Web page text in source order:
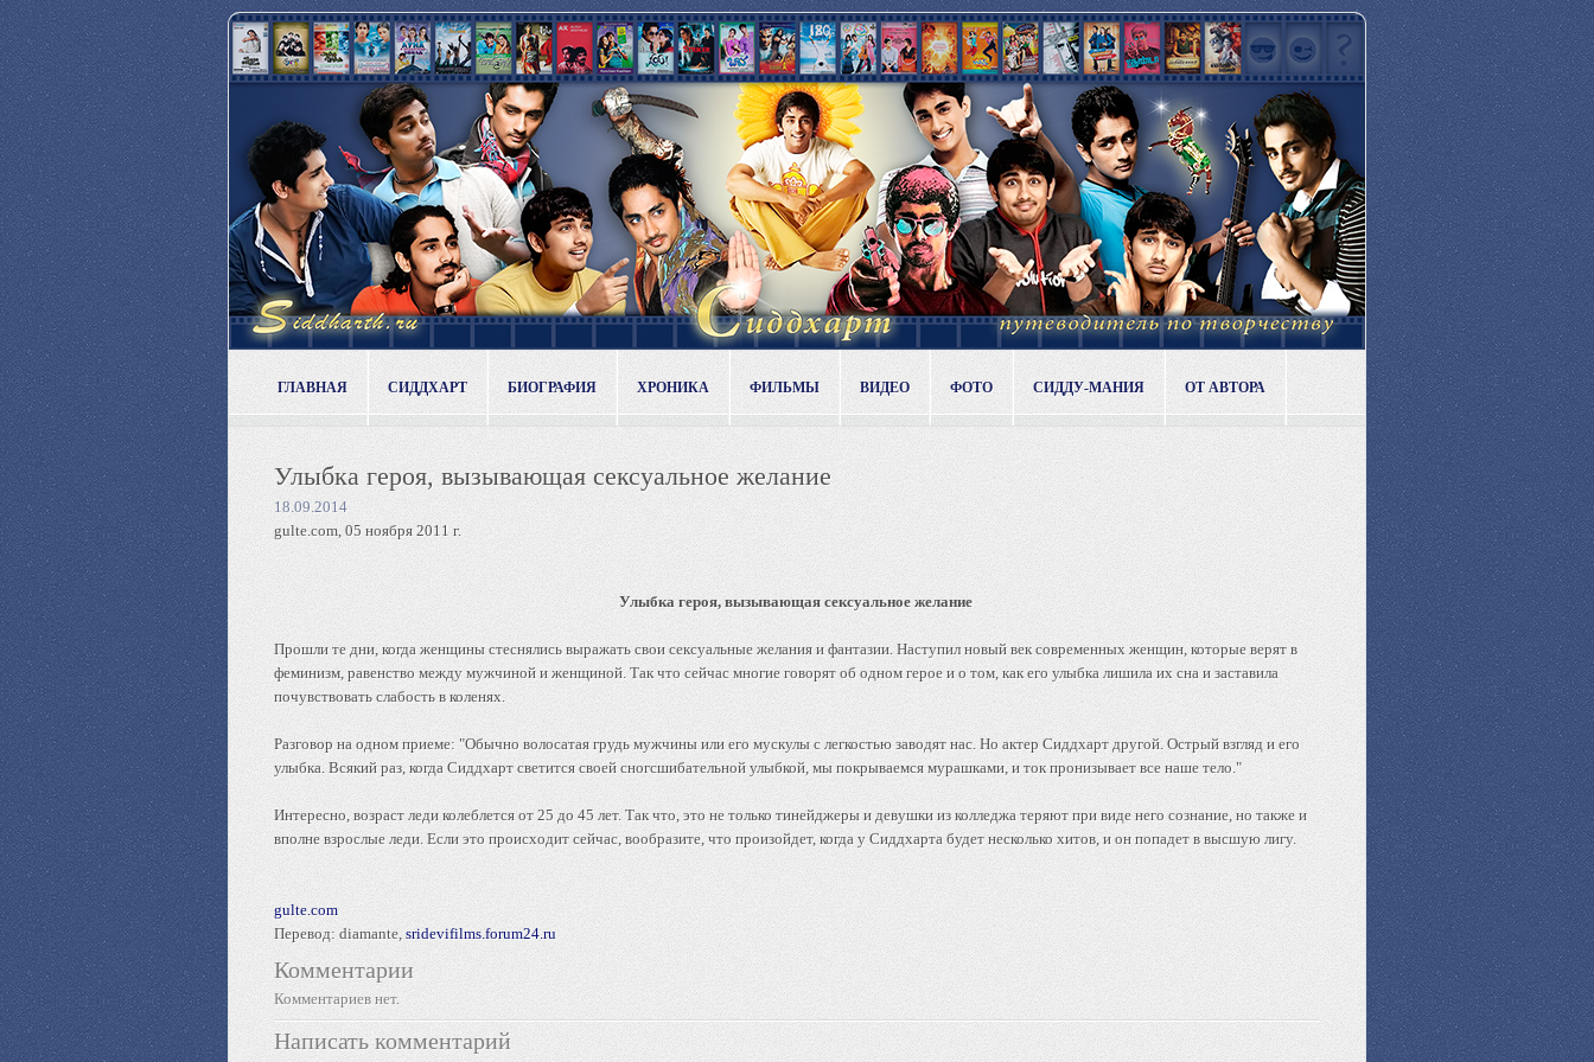
ГЛАВНАЯ СИДДХАРТ БИОГРАФИЯ ХРОНИКА ФИЛЬМЫ ВИДЕО ФОТО СИДДУ-МАНИЯ ОТ АВТОРА
Улыбка героя, вызывающая сексуальное желание
18.09.2014
gulte.com, 05 ноября 2011 г.
Улыбка героя, вызывающая сексуальное желание
Прошли те дни, когда женщины стеснялись выражать свои сексуальные желания и фантазии. Наступил новый век современных женщин, которые верят в
феминизм, равенство между мужчиной и женщиной. Так что сейчас многие говорят об одном герое и о том, как его улыбка лишила их сна и заставила
почувствовать слабость в коленях.
Разговор на одном приеме: "Обычно волосатая грудь мужчины или его мускулы с легкостью заводят нас. Но актер Сиддхарт другой. Острый взгляд и его
улыбка. Всякий раз, когда Сиддхарт светится своей сногсшибательной улыбкой, мы покрываемся мурашками, и ток пронизывает все наше тело."
Интересно, возраст леди колеблется от 25 до 45 лет. Так что, это не только тинейджеры и девушки из колледжа теряют при виде него сознание, но также и
вполне взрослые леди. Если это происходит сейчас, вообразите, что произойдет, когда у Сиддхарта будет несколько хитов, и он попадет в высшую лигу.
gulte.com
Перевод: diamante, sridevifilms.forum24.ru
Комментарии
Комментариев нет.
Написать комментарий